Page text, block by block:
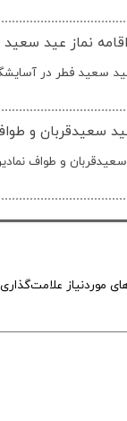
نماز عید
سعید فطر در
سعیدقربان و
و طواف
موردنیاز